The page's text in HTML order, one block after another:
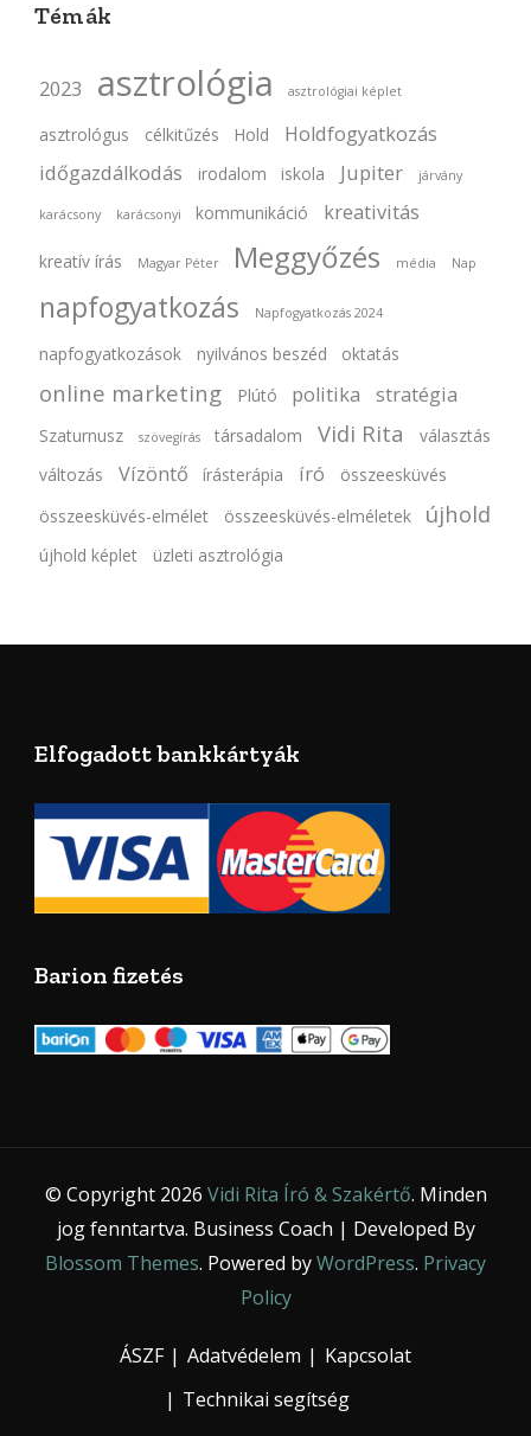
Témák
2023 asztrológia asztrológiai képlet
asztrológus célkitűzés Hold
Holdfogyatkozás
időgazdálkodás
irodalom iskola Jupiter járvány
karácsony karácsonyi kommunikáció kreativitás
kreatív írás Magyar Péter Meggyőzés média Nap
napfogyatkozás Napfogyatkozás 2024
napfogyatkozások nyilvános beszéd oktatás
online marketing Plútó politika stratégia
Szaturnusz szövegírás társadalom Vidi Rita
választás
változás
Vízöntő írásterápia író
összeesküvés
összeesküvés-elmélet
összeesküvés-elméletek újhold
újhold képlet üzleti asztrológia
Elfogadott bankkártyák
Barion fizetés
© Copyright 2026 Vidi Rita Író & Szakértő. Minden
jog fenntartva. Business Coach | Developed By
Blossom Themes. Powered byWordPress. Privacy
Policy
ÁSZF Adatvédelem
Kapcsolat
Technikai segítség